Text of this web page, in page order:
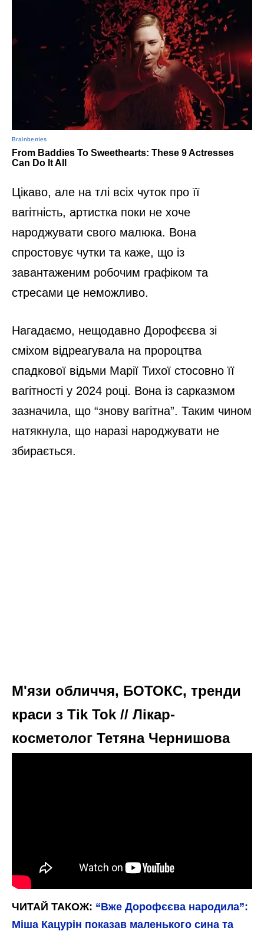
Цікаво, але на тлі всіх чуток про її
вагітність, артистка поки не хоче
народжувати свого малюка. Вона
спростовує чутки та каже, що із
завантаженим робочим графіком та
стресами це неможливо.
Нагадаємо, нещодавно Дорофєєва зі
сміхом відреагувала на пророцтва
спадкової відьми Марії Тихої стосовно її
вагітності у 2024 році. Вона із сарказмом
зазначила, що “знову вагітна”. Таким чином
натякнула, що наразі народжувати не
збирається.
М'язи обличчя, БОТОКС, тренди
краси з Tik Tok // Лікар-
косметолог Тетяна Чернишова
ЧИТАЙ ТАКОЖ: “Вже Дорофєєва народила”:
Міша Кацурін показав маленького сина та